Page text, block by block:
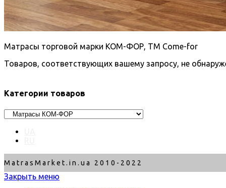
Матрасы торговой марки КОМ-ФОР, TM Come-for
Товаров, соответствующих вашему запросу, не
Категории товаров
MatrasMarket.in.ua 2010-2022
Закрыть меню